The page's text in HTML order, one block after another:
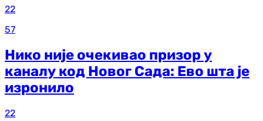
22
57
Нико није очекивао призор у
каналу код Новог Сада: Ево шта је
изронило
22